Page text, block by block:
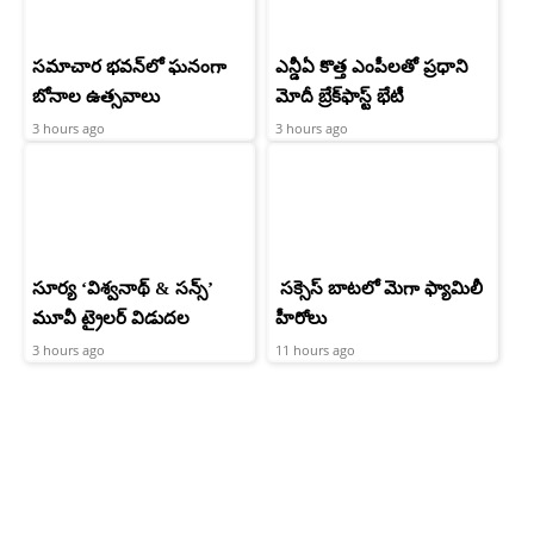
సమాచార భవన్‌లో ఘనంగా
బోనాల ఉత్సవాలు
3 hours ago
ఎన్డీఏ కొత్త ఎంపీలతో ప్రధాని
మోదీ బ్రేక్‌ఫాస్ట్ భేటీ
3 hours ago
సూర్య ‘విశ్వనాథ్ & సన్స్’
మూవీ ట్రైలర్ విడుదల
3 hours ago
సక్సెస్ బాటలో మెగా ఫ్యామిలీ
హీరోలు
11 hours ago